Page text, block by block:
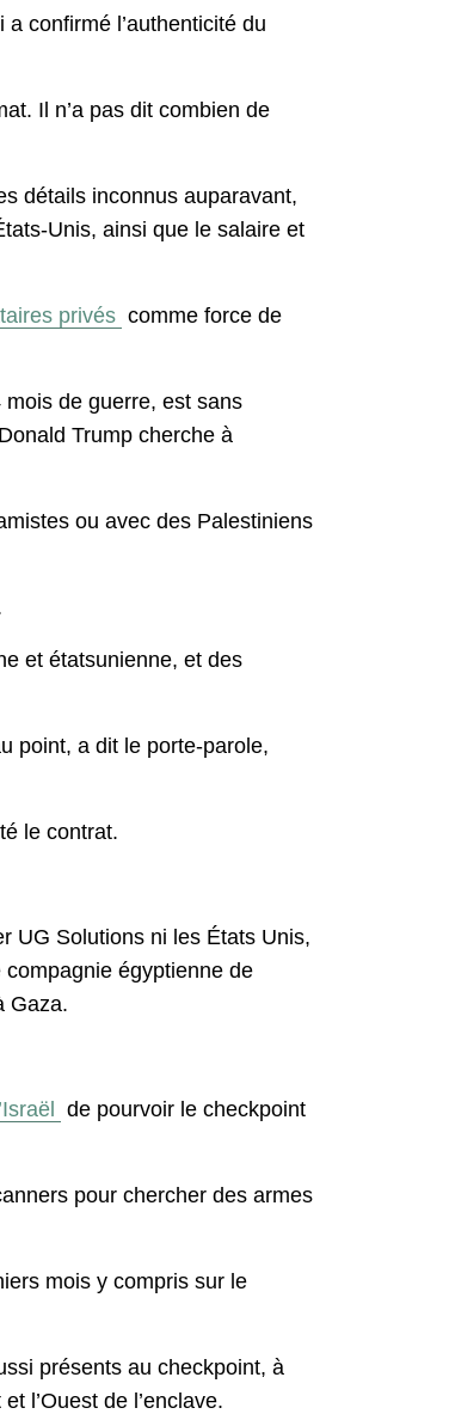
confirmé l’authenticité du
Il n’a pas dit combien de
détails inconnus auparavant,
Unis, ainsi que le salaire et
privés comme force de
de guerre, est sans
Trump cherche à
ou avec des Palestiniens
et étatsunienne, et des
point, a dit le porte-parole,
le contrat.
UG Solutions ni les États Unis,
compagnie égyptienne de
Gaza.
de pourvoir le checkpoint
pour chercher des armes
mois y compris sur le
présents au checkpoint, à
l’Ouest de l’enclave.